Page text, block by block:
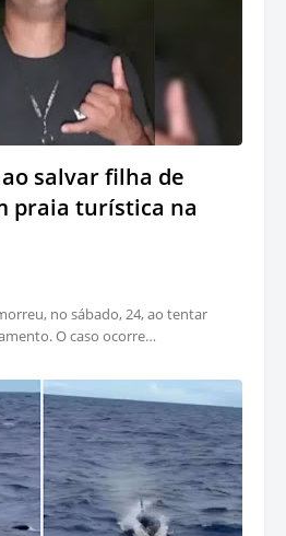
salvar filha de
praia turística na
no sábado, 24, ao tentar
O caso ocorre…